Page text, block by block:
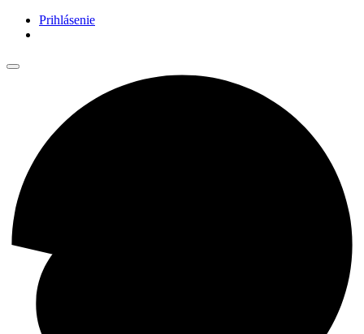
Prihlásenie